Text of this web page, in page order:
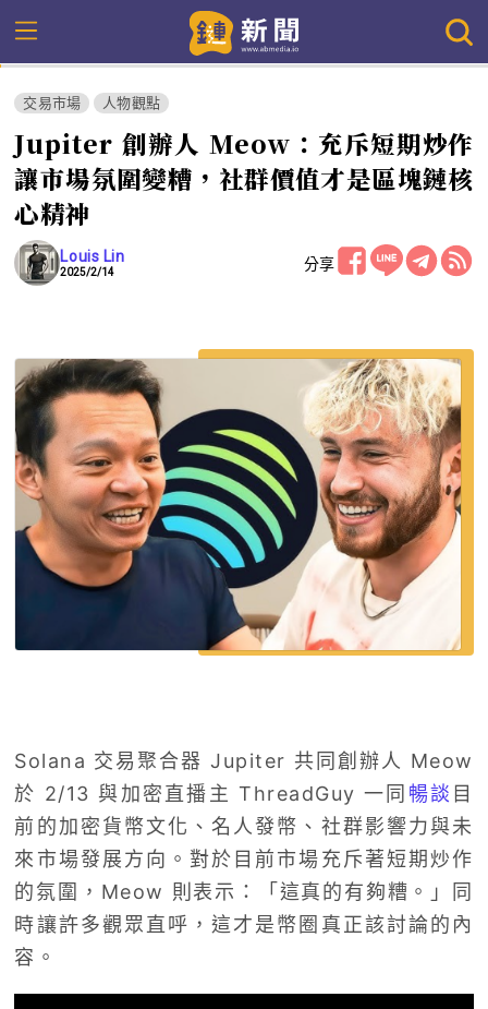
交易市場 人物觀點
Jupiter 創辦人 Meow：充斥短期炒作
讓市場氛圍變糟，社群價值才是區塊鏈核
心精神
Louis Lin
2025/2/14 分享
Solana 交易聚合器 Jupiter 共同創辦人 Meow
於 2/13 與加密直播主 ThreadGuy 一同 暢談 目
前的加密貨幣文化、名人發幣、社群影響力與未
來市場發展方向。對於目前市場充斥著短期炒作
的氛圍，Meow 則表示：「這真的有夠糟。」同
時讓許多觀眾直呼，這才是幣圈真正該討論的內
容。